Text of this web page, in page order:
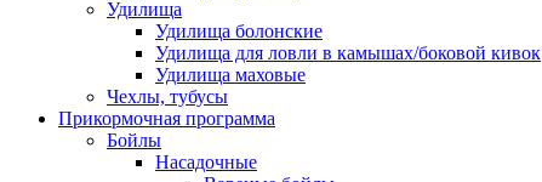
Удилища
Удилища болонские
Удилища для ловли в камышах/боковой кивок
Удилища маховые
Чехлы, тубусы
Прикормочная программа
Бойлы
Насадочные